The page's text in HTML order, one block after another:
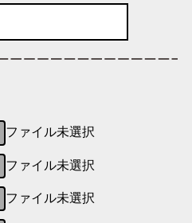
ファイル未選択
ファイル未選択
ファイル未選択